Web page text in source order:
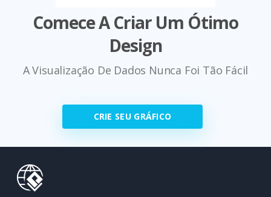
Comece A Criar Um Ótimo
Design
A Visualização De Dados Nunca Foi Tão Fácil
CRIE SEU GRÁFICO